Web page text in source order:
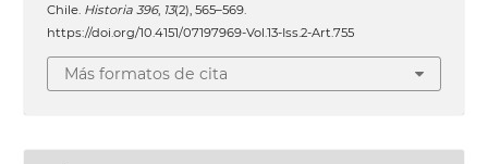
Chile. Historia 396, 13(2), 565–569.
https://doi.org/10.4151/07197969-Vol.13-Iss.2-Art.755
Más formatos de cita